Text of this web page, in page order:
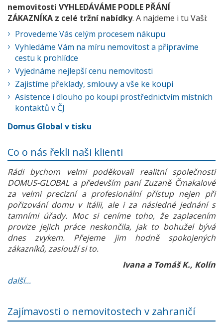
nemovitosti VYHLEDÁVÁME PODLE PŘÁNÍ
ZÁKAZNÍKA z celé tržní nabídky. A najdeme i tu Vaši:
Provedeme Vás celým procesem nákupu
Vyhledáme Vám na míru nemovitost a připravíme
cestu k prohlídce
Vyjednáme nejlepší cenu nemovitosti
Zajistíme překlady, smlouvy a vše ke koupi
Asistence i dlouho po koupi prostřednictvím místních
kontaktů v ČJ
Domus Global v tisku
Co o nás řekli naši klienti
Rádi bychom velmi poděkovali realitní společnosti
DOMUS-GLOBAL a především paní Zuzaně Čmakalové
za velmi precizní a profesionální přístup nejen při
pořizování domu v Itálii, ale i za následné jednání s
tamními úřady. Moc si ceníme toho, že zaplacením
provize jejich práce neskončila, jak to bohužel bývá
dnes zvykem. Přejeme jim hodně spokojených
zákazníků, zaslouží si to.
Ivana a Tomáš K., Kolín
další...
Zajímavosti o nemovitostech v zahraničí